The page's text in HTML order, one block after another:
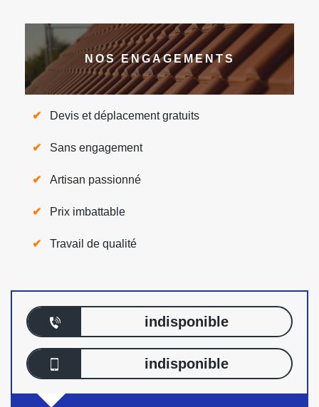
NOS ENGAGEMENTS
Devis et déplacement gratuits
Sans engagement
Artisan passionné
Prix imbattable
Travail de qualité
indisponible
indisponible